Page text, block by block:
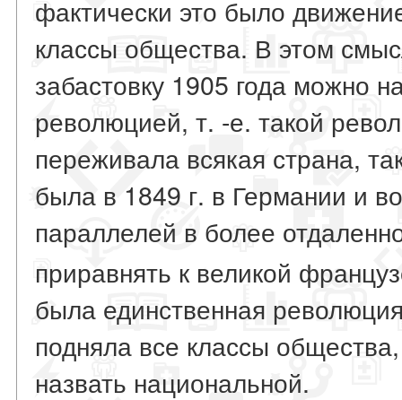
фактически это было
классы общества. В этом
забастовку 1905 года можно
революцией, т. -е. такой
переживала всякая страна,
была в 1849 г. в Германии и
параллелей в более
приравнять к великой
была единственная
подняла все классы
назвать национальной.